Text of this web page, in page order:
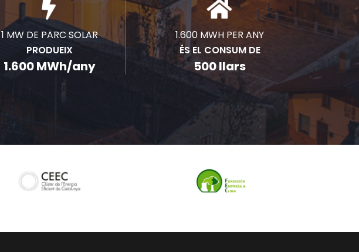
1 MW DE PARC SOLAR
PRODUEIX
1.600 MWh/any
1.600 MWH PER ANY
ÉS EL CONSUM DE
500 llars